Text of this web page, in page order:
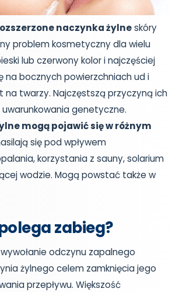
naczynka żylneskóry
problem kosmetyczny dla wielu
lub czerwony kolor i najczęściej
na bocznych powierzchniach ud i
na twarzy. Najczęstszą przyczyną ich
genetyczne.
mogą pojawić się w różnym
się pod wpływem
korzystania z sauny, solarium
wodzie. Mogą powstać także w
zabieg?
odczynu zapalnego
żylnego celem zamknięcia jego
przepływu. Większość